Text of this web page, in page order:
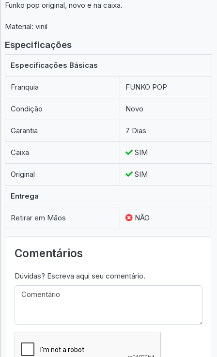
Funko pop original, novo e na caixa.
Material: vinil
Especificações
Especificações Básicas
Franquia FUNKO POP
Condição Novo
Garantia 7 Dias
Caixa SIM
Original SIM
Entrega
Retirar em Mãos NÃO
Comentários
Dúvidas? Escreva aqui seu comentário.